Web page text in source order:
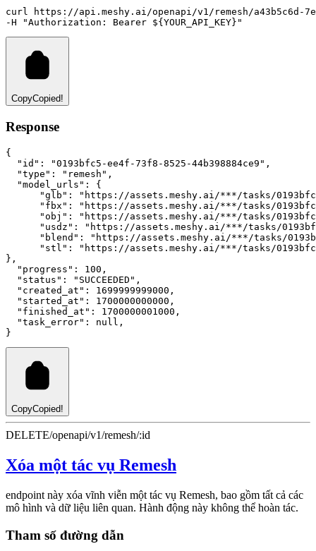
curl
https://api.meshy.ai/openapi/v1/remesh/a43b5c6d-
-H
"Authorization: Bearer ${YOUR_API_KEY}"
CopyCopied!
Response
{
"id" : "0193bfc5-ee4f-73f8-8525-44b398884ce9" ,
"type" : "remesh" ,
"model_urls" :
{
"glb" :
"https://assets.meshy.ai/***/tasks/
"fbx" :
"https://assets.meshy.ai/***/tasks/
"obj" :
"https://assets.meshy.ai/***/tasks/
"usdz" :
"https://assets.meshy.ai/***/tasks/
"blend" :
"https://assets.meshy.ai/***/tasks/
"stl" :
"https://assets.meshy.ai/***/tasks/
} ,
"progress" : 100 ,
"status" : "SUCCEEDED" ,
"created_at" : 1699999999000 ,
"started_at" : 1700000000000 ,
"finished_at" : 1700000001000 ,
"task_error" : null ,
}
CopyCopied!
DELETE/openapi/v1/remesh/:id
Xóa một tác vụ Remesh
endpoint này xóa vĩnh viễn một tác vụ Remesh, bao gồm tất cả các
mô hình và dữ liệu liên quan. Hành động này không thể hoàn tác.
Tham số đường dẫn